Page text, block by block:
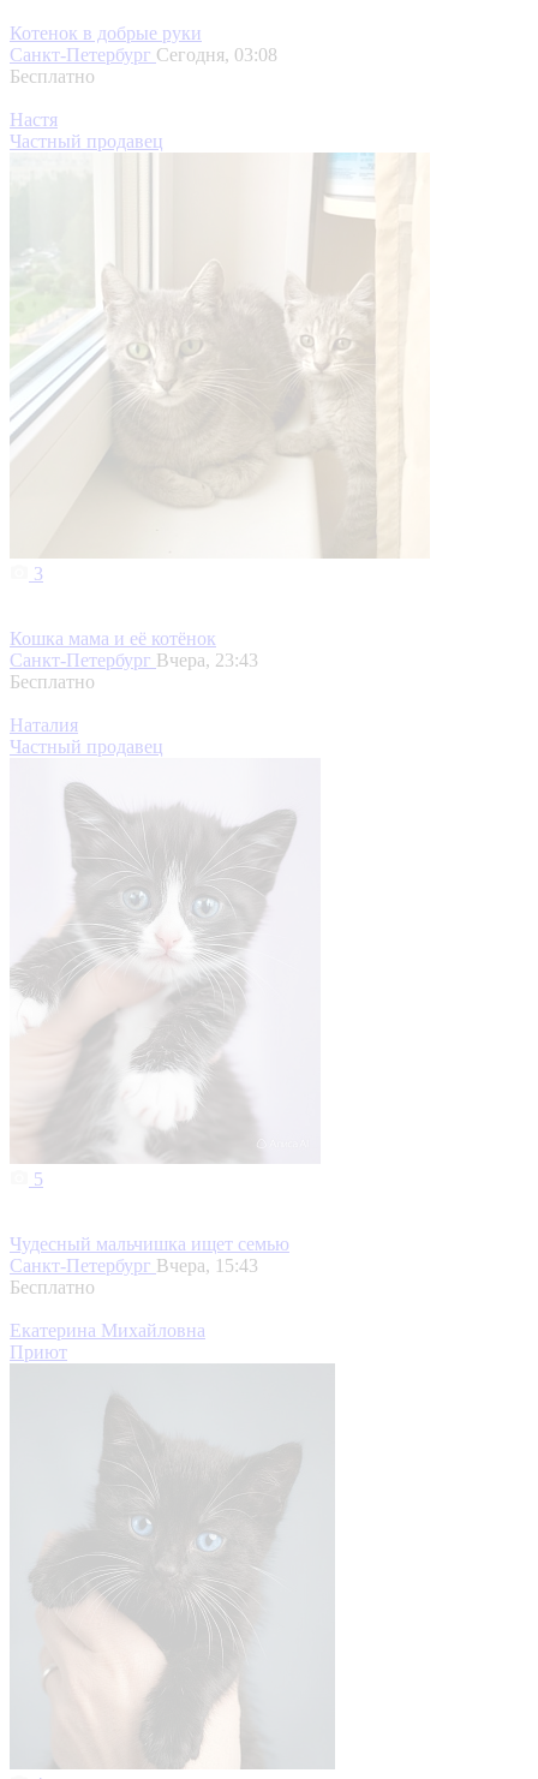
Котенок в добрые руки
Санкт-Петербург Сегодня, 03:08
Бесплатно
Настя
Частный продавец
3
Кошка мама и её котёнок
Санкт-Петербург Вчера, 23:43
Бесплатно
Наталия
Частный продавец
5
Чудесный мальчишка ищет семью
Санкт-Петербург Вчера, 15:43
Бесплатно
Екатерина Михайловна
Приют